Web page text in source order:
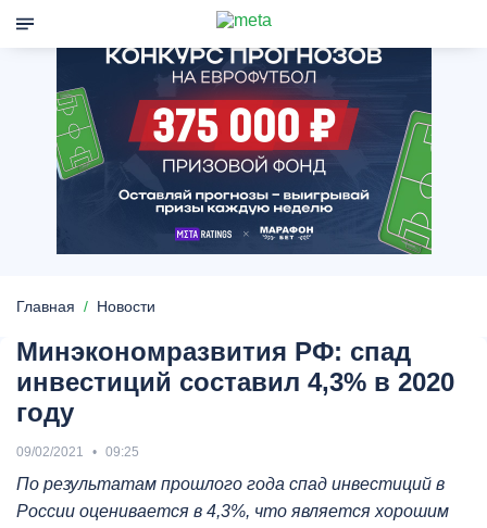
Главная Новости
Минэкономразвития РФ: спад
инвестиций составил 4,3% в 2020
году
09/02/2021 09:25
По результатам прошлого года спад инвестиций в
России оценивается в 4,3%, что является хорошим